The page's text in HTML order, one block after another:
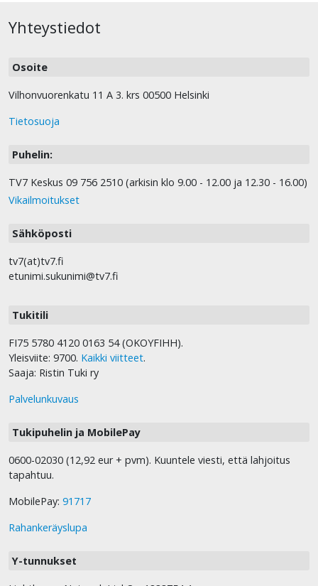
Yhteystiedot
Osoite
Vilhonvuorenkatu 11 A 3. krs 00500 Helsinki
Tietosuoja
Puhelin:
TV7 Keskus 09 756 2510 (arkisin klo 9.00 - 12.00 ja 12.30 - 16.00)
Vikailmoitukset
Sähköposti
tv7(at)tv7.fi
etunimi.sukunimi@tv7.fi
Tukitili
FI75 5780 4120 0163 54 (OKOYFIHH).
Yleisviite: 9700. Kaikki viitteet.
Saaja: Ristin Tuki ry
Palvelunkuvaus
Tukipuhelin ja MobilePay
0600-02030 (12,92 eur + pvm). Kuuntele viesti, että lahjoitus
tapahtuu.
MobilePay: 91717
Rahankeräyslupa
Y-tunnukset